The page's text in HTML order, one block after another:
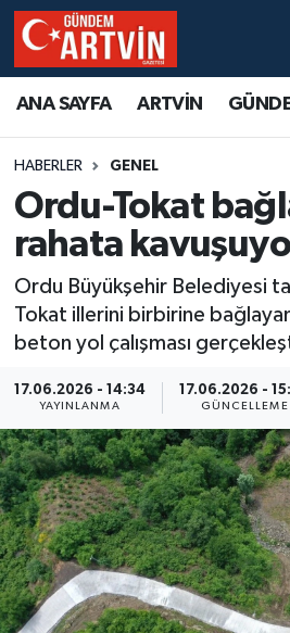
ANA SAYFA ARTVİN
HABERLER GENEL
Ordu-Tokat
rahata
Ordu Büyükşehir Belediyesi
Tokat illerini birbirine
beton yol çalışması
17.06.2026 - 14:34
YAYINLANMA
17.06.2026 -
GÜNCELLEME